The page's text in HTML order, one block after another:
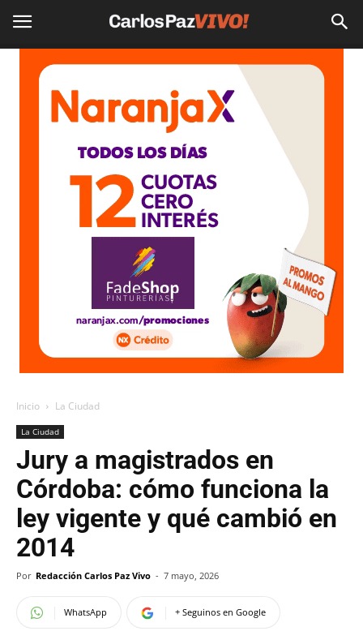
Inicio La Ciudad
La Ciudad
Jury a magistrados en
Córdoba: cómo funciona la
ley vigente y qué cambió en
2014
Por Redacción Carlos Paz Vivo - 7 mayo, 2026
WhatsApp + Seguinos en Google